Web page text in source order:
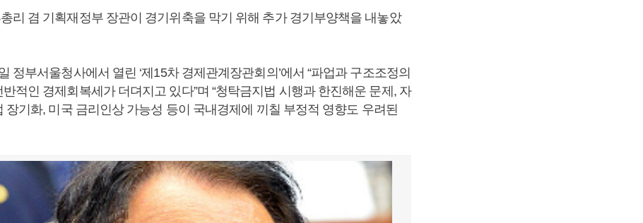
리 겸 기획재정부 장관이 경기위축을 막기 위해 추가 경기부양책을 내놓았
정부서울청사에서 열린 ‘제15차 경제관계장관회의’에서 “파업과 구조조정의
적인 경제회복세가 더뎌지고 있다”며 “청탁금지법 시행과 한진해운 문제, 자
장기화, 미국 금리인상 가능성 등이 국내경제에 끼칠 부정적 영향도 우려된